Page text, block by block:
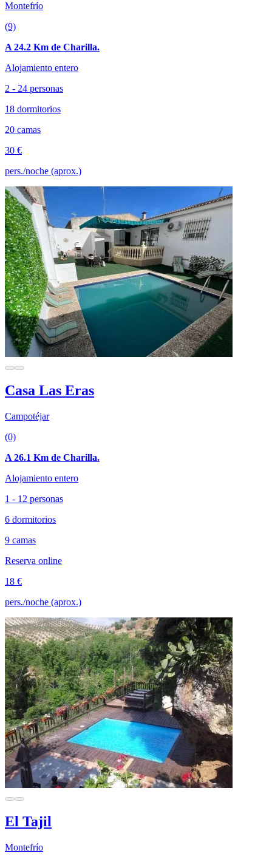
Montefrío
(9)
A 24.2 Km de Charilla.
Alojamiento entero
2 - 24 personas
18 dormitorios
20 camas
30 €
pers./noche (aprox.)
Casa Las Eras
Campotéjar
(0)
A 26.1 Km de Charilla.
Alojamiento entero
1 - 12 personas
6 dormitorios
9 camas
Reserva online
18 €
pers./noche (aprox.)
El Tajil
Montefrío